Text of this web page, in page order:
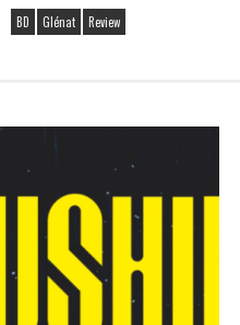
BD Glénat Review